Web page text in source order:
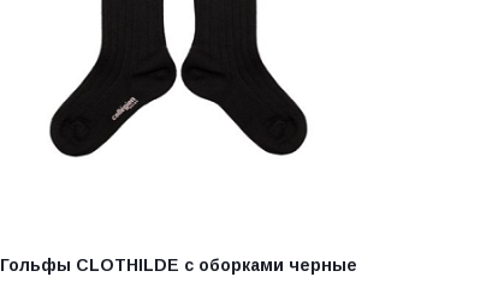
Гольфы CLOTHILDE с оборками черные